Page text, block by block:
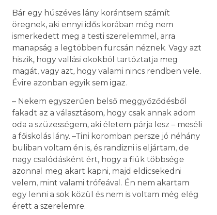
Bár egy húszéves lány korántsem számít
öregnek, aki ennyi idős korában még nem
ismerkedett meg a testi szerelemmel, arra
manapság a legtöbben furcsán néznek. Vagy azt
hiszik, hogy vallási okokból tartóztatja meg
magát, vagy azt, hogy valami nincs rendben vele.
Évire azonban egyik sem igaz.
– Nekem egyszerűen belső meggyőződésből
fakadt az a választásom, hogy csak annak adom
oda a szüzességem, aki életem párja lesz – meséli
a főiskolás lány. –Tini koromban persze jó néhány
buliban voltam én is, és randizni is eljártam, de
nagy csalódásként ért, hogy a fiúk többsége
azonnal meg akart kapni, majd eldicsekedni
velem, mint valami trófeával. Én nem akartam
egy lenni a sok közül és nem is voltam még elég
érett a szerelemre.